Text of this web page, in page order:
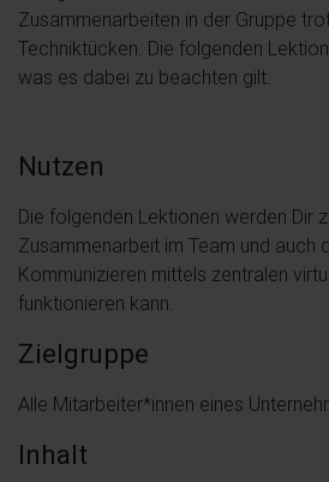
Zusammenarbeiten in der Gruppe
Techniktücken. Die folgenden
was es dabei zu beachten gilt.
Nutzen
Die folgenden Lektionen werden Dir
Zusammenarbeit im Team und auch
Kommunizieren mittels zentralen
funktionieren kann.
Zielgruppe
Alle Mitarbeiter*innen eines
Inhalt